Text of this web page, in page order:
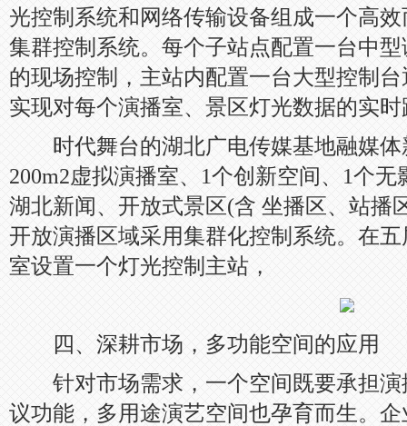
光控制系统和网络传输设备组成一个高
集群控制系统。每个子站点配置一台中
的现场控制，主站内配置一台大型控制
实现对每个演播室、景区灯光数据的实
时代舞台的湖北广电传媒基地融媒体
200m2虚拟演播室、1个创新空间、1个
湖北新闻、开放式景区(含 坐播区、站播
开放演播区域采用集群化控制系统。在
室设置一个灯光控制主站，
四、深耕市场，多功能空间的应用
针对市场需求，一个空间既要承担演
议功能，多用途演艺空间也孕育而生。